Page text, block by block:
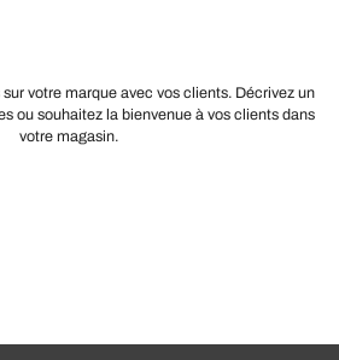
votre marque avec vos clients. Décrivez un
ou souhaitez la bienvenue à vos clients dans
votre magasin.